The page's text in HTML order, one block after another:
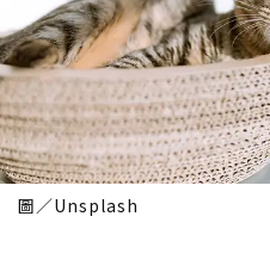
圖／Unsplash